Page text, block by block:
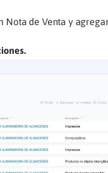
Nota de Venta y